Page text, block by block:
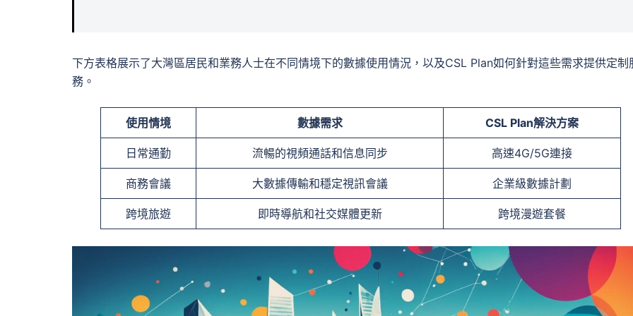
下方表格展示了大灣區居民和業務人士在不同情境下的數據使用情況，以及CSL Plan如何針對這些需求提供定制
務。
使用情境 數據需求 CSL Plan解決方案
日常通勤 流暢的視頻通話和信息同步 高速4G/5G連接
商務會議 大數據傳輸和穩定視訊會議 企業級數據計劃
跨境旅遊 即時導航和社交媒體更新 跨境漫遊套餐